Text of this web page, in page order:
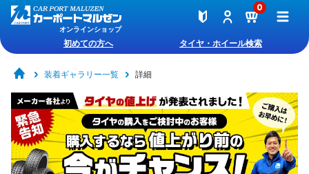
オンラインショップ
0
初めての方へ タイヤ・ホイール検索
装着ギャラリー一覧 詳細